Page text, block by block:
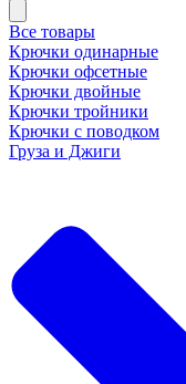
Все товары
Крючки одинарные
Крючки офсетные
Крючки двойные
Крючки тройники
Крючки с поводком
Груза и Джиги